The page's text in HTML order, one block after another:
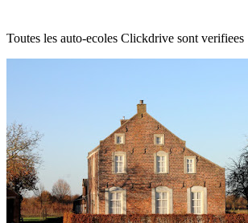
Toutes les auto-ecoles Clickdrive sont verifiees